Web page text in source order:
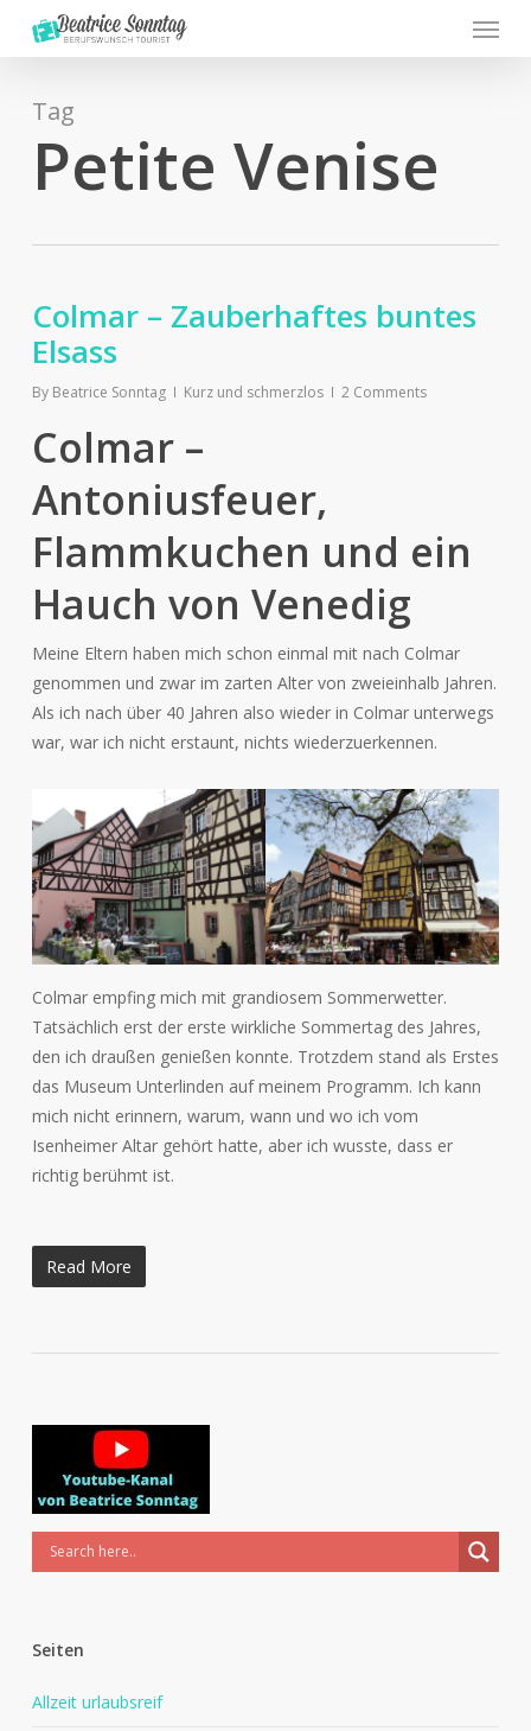
content
Menu
Tag
Petite Venise
Colmar – Zauberhaftes buntes
Elsass
By Beatrice Sonntag Kurz und schmerzlos 2 Comments
Colmar –
Antoniusfeuer,
Flammkuchen und ein
Hauch von Venedig
Meine Eltern haben mich schon einmal mit nach Colmar
genommen und zwar im zarten Alter von zweieinhalb Jahren.
Als ich nach über 40 Jahren also wieder in Colmar unterwegs
war, war ich nicht erstaunt, nichts wiederzuerkennen.
Colmar empfing mich mit grandiosem Sommerwetter.
Tatsächlich erst der erste wirkliche Sommertag des Jahres,
den ich draußen genießen konnte. Trotzdem stand als Erstes
das Museum Unterlinden auf meinem Programm. Ich kann
mich nicht erinnern, warum, wann und wo ich vom
Isenheimer Altar gehört hatte, aber ich wusste, dass er
richtig berühmt ist.
Read More
Seiten
Allzeit urlaubsreif